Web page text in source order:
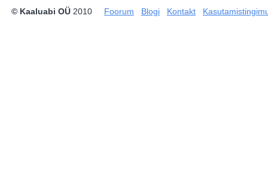
© Kaaluabi OÜ 2010 Foorum Blogi Kontakt